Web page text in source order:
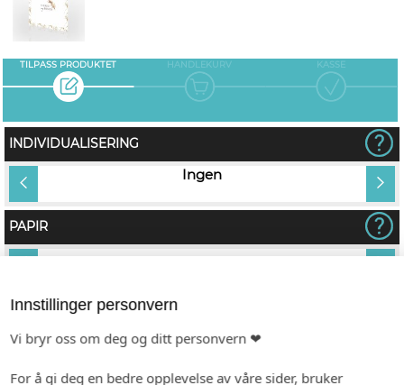
TILPASS PRODUKTET HANDLEKURV KASSE
INDIVIDUALISERING
på Ingen
PAPIR
KONVOLUTT
Innstillinger personvern
Vi bryr oss om deg og ditt personvern ❤
For å gi deg en bedre opplevelse av våre sider, bruker